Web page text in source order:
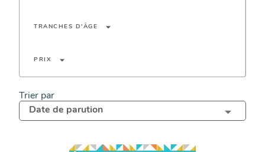
TRANCHES D'ÂGE arrow_drop_down
PRIX arrow_drop_down
Trier par
Date de parution